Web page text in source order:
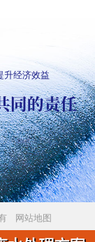
升经济效益
网站地图